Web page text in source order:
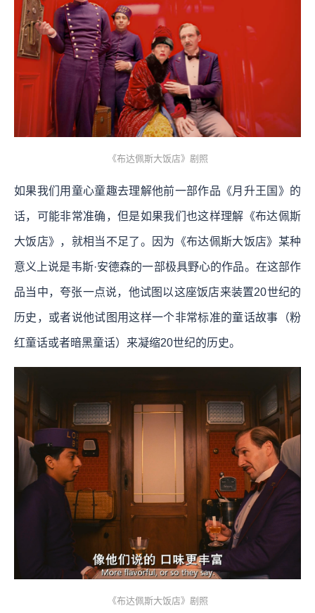
《布达佩斯大饭店》剧照
如果我们用童心童趣去理解他前一部作品《月升王国》的
话，可能非常准确，但是如果我们也这样理解《布达佩斯
大饭店》，就相当不足了。因为《布达佩斯大饭店》某种
意义上说是韦斯·安德森的一部极具野心的作品。在这部作
品当中，夸张一点说，他试图以这座饭店来装置20世纪的
历史，或者说他试图用这样一个非常标准的童话故事（粉
红童话或者暗黑童话）来凝缩20世纪的历史。
《布达佩斯大饭店》剧照